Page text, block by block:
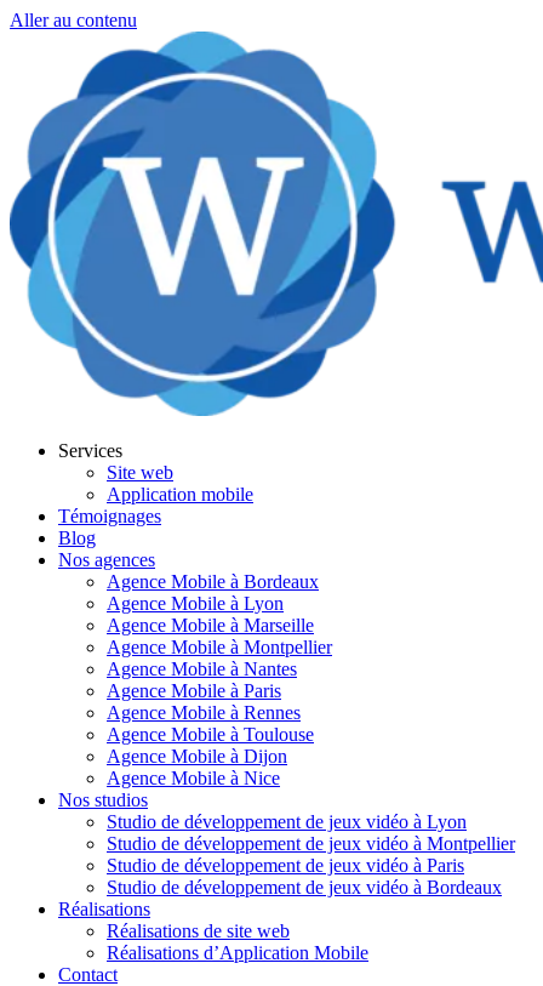
Aller au contenu
Services
Site web
Application mobile
Témoignages
Blog
Nos agences
Agence Mobile à Bordeaux
Agence Mobile à Lyon
Agence Mobile à Marseille
Agence Mobile à Montpellier
Agence Mobile à Nantes
Agence Mobile à Paris
Agence Mobile à Rennes
Agence Mobile à Toulouse
Agence Mobile à Dijon
Agence Mobile à Nice
Nos studios
Studio de développement de jeux vidéo à Lyon
Studio de développement de jeux vidéo à Montpellier
Studio de développement de jeux vidéo à Paris
Studio de développement de jeux vidéo à Bordeaux
Réalisations
Réalisations de site web
Réalisations d’Application Mobile
Contact